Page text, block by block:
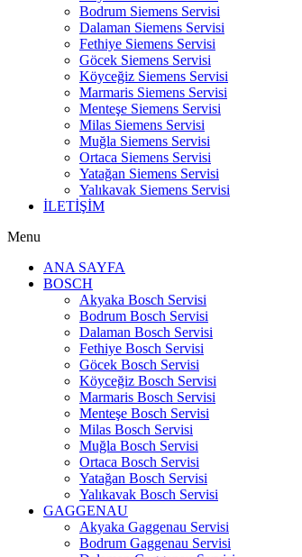
Bodrum Siemens Servisi
Dalaman Siemens Servisi
Fethiye Siemens Servisi
Göcek Siemens Servisi
Köyceğiz Siemens Servisi
Marmaris Siemens Servisi
Menteşe Siemens Servisi
Milas Siemens Servisi
Muğla Siemens Servisi
Ortaca Siemens Servisi
Yatağan Siemens Servisi
Yalıkavak Siemens Servisi
İLETİŞİM
Menu
ANA SAYFA
BOSCH
Akyaka Bosch Servisi
Bodrum Bosch Servisi
Dalaman Bosch Servisi
Fethiye Bosch Servisi
Göcek Bosch Servisi
Köyceğiz Bosch Servisi
Marmaris Bosch Servisi
Menteşe Bosch Servisi
Milas Bosch Servisi
Muğla Bosch Servisi
Ortaca Bosch Servisi
Yatağan Bosch Servisi
Yalıkavak Bosch Servisi
GAGGENAU
Akyaka Gaggenau Servisi
Bodrum Gaggenau Servisi